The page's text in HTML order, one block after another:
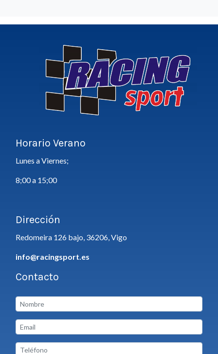
Horario Verano
Lunes a Viernes;
8;00 a 15;00
Dirección
Redomeira 126 bajo, 36206, Vigo
info@racingsport.es
Contacto